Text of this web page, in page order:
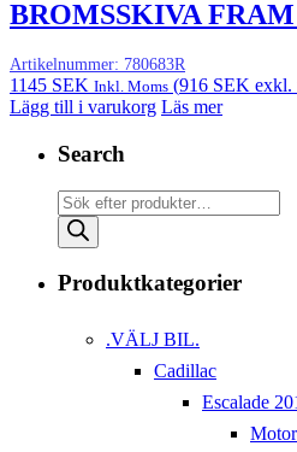
BROMSSKIVA
Artikelnummer: 780683R
1145 SEK Inkl. Moms (916 SEK exkl.
Lägg till i varukorg Läs mer
Search
Products
search
Produktkategorier
.VÄLJ BIL.
Cadillac
Escalade